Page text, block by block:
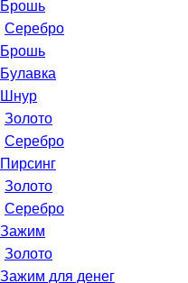
Брошь
Серебро
Брошь
Булавка
Шнур
Золото
Серебро
Пирсинг
Золото
Серебро
Зажим
Золото
Зажим для денег